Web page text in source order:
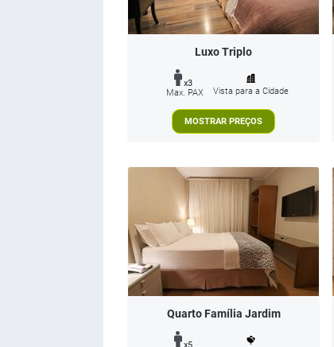
Luxo Triplo
x3
Max. PAX
Vista para a Cidade
MOSTRAR PREÇOS
Quarto Família Jardim